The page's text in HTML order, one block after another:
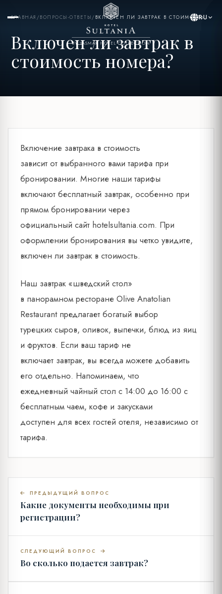
BY YASMAK HOTEL COLLECTION
RU
ГЛАВНАЯ /ВОПРОСЫ-ОТВЕТЫ / ВКЛЮЧЕН ЛИ ЗАВТРАК В СТОИМОСТЬ...
Включен ли завтрак в
стоимость номера?
Включение завтрака в стоимость
зависит от выбранного вами тарифа при
бронировании. Многие наши тарифы
включают бесплатный завтрак, особенно при
прямом бронировании через
официальный сайт hotelsultania.com. При
оформлении бронирования вы четко увидите,
включен ли завтрак в стоимость.
Наш завтрак «шведский стол»
в панорамном ресторане Olive Anatolian
Restaurant предлагает богатый выбор
турецких сыров, оливок, выпечки, блюд из яиц
и фруктов. Если ваш тариф не
включает завтрак, вы всегда можете добавить
его отдельно. Напоминаем, что
ежедневный чайный стол с 14:00 до 16:00 с
бесплатным чаем, кофе и закусками
доступен для всех гостей отеля, независимо от
тарифа.
ПРЕДЫДУЩИЙ ВОПРОС
Какие документы необходимы при
регистрации?
СЛЕДУЮЩИЙ ВОПРОС
Во сколько подается завтрак?